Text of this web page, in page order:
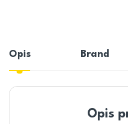
Opis Brand
Opis